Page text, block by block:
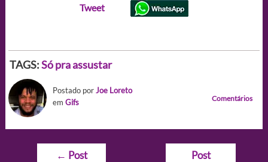
Tweet
TAGS:Só pra assustar
Postado porJoe Loreto
em Gifs Comentários
Navegação
← Post
Post